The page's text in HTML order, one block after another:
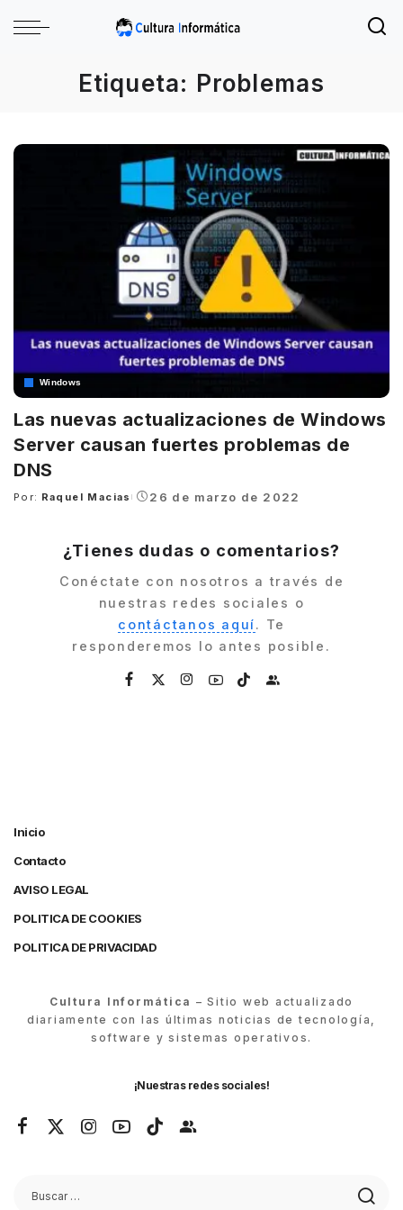
Etiqueta: Problemas
Windows
Las nuevas actualizaciones de Windows
Server causan fuertes problemas de
DNS
Posted
Por: Raquel Macias 26 de marzo de 2022
¿Tienes dudas o comentarios?
Conéctate con nosotros a través de
nuestras redes sociales o
contáctanos aquí. Te
responderemos lo antes posible.
Inicio
Contacto
AVISO LEGAL
POLITICA DE COOKIES
POLITICA DE PRIVACIDAD
Cultura Informática – Sitio web actualizado
diariamente con las últimas noticias de tecnología,
software y sistemas operativos.
¡Nuestras redes sociales!